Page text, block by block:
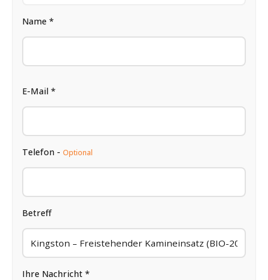
Name *
E-Mail *
Telefon - Optional
Betreff
Ihre Nachricht *